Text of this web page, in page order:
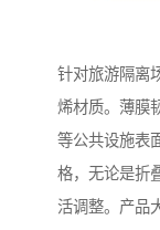
针对旅游隔离
烯材质。薄膜
等公共设施表
格，无论是折
活调整。产品